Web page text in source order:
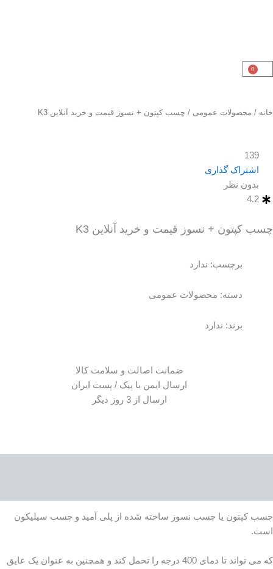
0
سبد
خانه / محصولات عمومی / چسب کپتون + نسوز قیمت و خرید آنلاین K3
139
اشتراک گذاری
بدون نظر
4.2
چسب کپتون + نسوز قیمت و خرید آنلاین K3
برچسب: ندارد
دسته: محصولات عمومی
برند: ندارد
ضمانت اصالت و سلامت کالا
ارسال ایمن با پیک / پست ایران
ارسال از 3 روز دیگر
چسب کپتون یا چسب نسوز ساخته شده از پلی آمید و چسب سیلیکون
است.
که می تواند تا دمای 400 درجه را تحمل کند و همچنین به عنوان یک عایق